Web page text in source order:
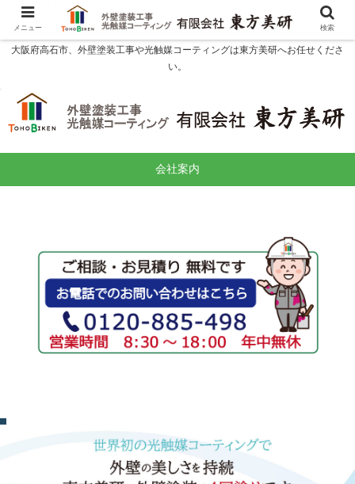
大阪府高石市、外壁塗装工事や光触媒コーティングは東方美研へお任せくださ
い。
会社案内
メニュー 検索